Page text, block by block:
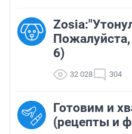
Пожалуйста,
6)
32 028 304
Готовим и
(рецепты и